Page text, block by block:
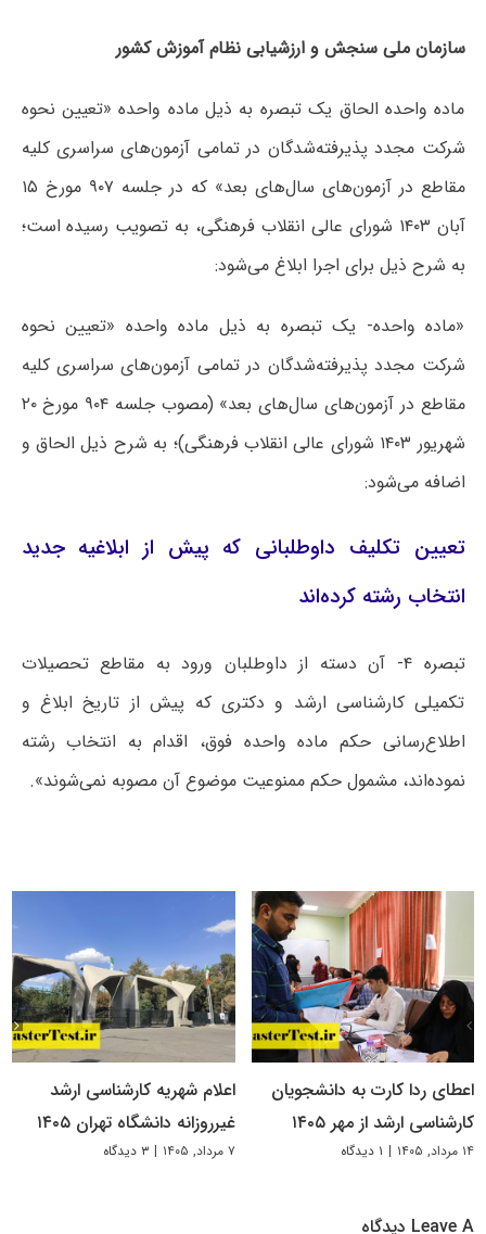
سازمان ملی سنجش و ارزشیابی نظام آموزش کشور
ماده واحده الحاق یک تبصره به ذیل ماده واحده «تعیین نحوه
شرکت مجدد پذیرفته‌شدگان در تمامی آزمون‌های سراسری کلیه
مقاطع در آزمون‌های سال‌های بعد» که در جلسه ۹۰۷ مورخ ۱۵
آبان ۱۴۰۳ شورای عالی انقلاب فرهنگی، به تصویب رسیده است؛
به شرح ذیل برای اجرا ابلاغ می‌شود:
«ماده واحده- یک تبصره به ذیل ماده واحده «تعیین نحوه
شرکت مجدد پذیرفته‌شدگان در تمامی آزمون‌های سراسری کلیه
مقاطع در آزمون‌های سال‌های بعد» (مصوب جلسه ۹۰۴ مورخ ۲۰
شهریور ۱۴۰۳ شورای عالی انقلاب فرهنگی)؛ به شرح ذیل الحاق و
اضافه می‌شود:
تعیین تکلیف داوطلبانی که پیش از ابلاغیه جدید
انتخاب رشته کرده‌اند
تبصره ۴- آن دسته از داوطلبان ورود به مقاطع تحصیلات
تکمیلی کارشناسی ارشد و دکتری که پیش از تاریخ ابلاغ و
اطلاع‌رسانی حکم ماده واحده فوق، اقدام به انتخاب رشته
نموده‌اند، مشمول حکم ممنوعیت موضوع آن مصوبه نمی‌شوند».
اعطای ردا کارت به دانشجویان
کارشناسی ارشد از مهر ۱۴۰۵
۱۴ مرداد, ۱۴۰۵ | ۱ دیدگاه
اعلام شهریه کارشناسی ارشد
غیرروزانه دانشگاه تهران ۱۴۰۵
۷ مرداد, ۱۴۰۵ | ۳ دیدگاه
Leave A دیدگاه